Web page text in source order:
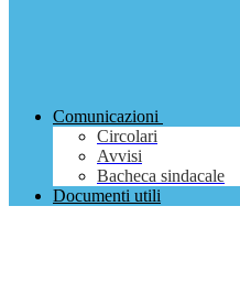
Comunicazioni
Circolari
Avvisi
Bacheca sindacale
Documenti utili